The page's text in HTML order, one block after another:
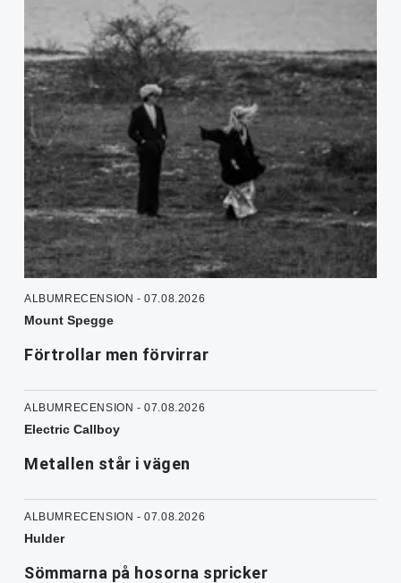
ALBUMRECENSION - 07.08.2026
Mount Spegge
Förtrollar men förvirrar
ALBUMRECENSION - 07.08.2026
Electric Callboy
Metallen står i vägen
ALBUMRECENSION - 07.08.2026
Hulder
Sömmarna på hosorna spricker